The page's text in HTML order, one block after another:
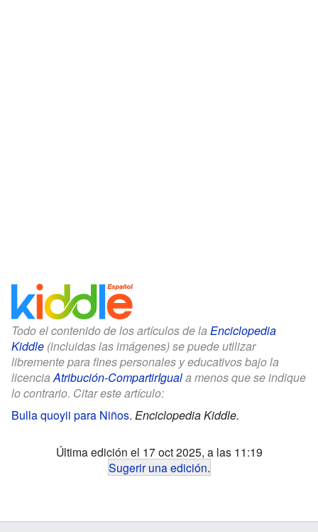
Todo el contenido de los artículos de la Enciclopedia
Kiddle (incluidas las imágenes) se puede utilizar
libremente para fines personales y educativos bajo la
licenciaAtribución-CompartirIguala menos que se indique
lo contrario. Citar este artículo:
Bulla quoyii para Niños. Enciclopedia Kiddle.
Última edición el 17 oct 2025, a las 11:19
Sugerir una edición.